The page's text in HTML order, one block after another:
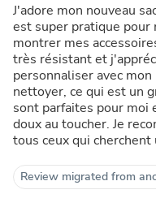
J'adore mon nouveau
est super pratique pour
montrer mes
très résistant et
personnaliser avec
nettoyer, ce qui est un
sont parfaites pour
doux au toucher. Je
tous ceux qui
Review migrated from